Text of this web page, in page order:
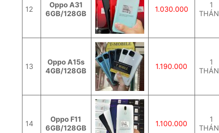
12
Oppo A31
6GB/128GB
1.030.000
1
13
Oppo A15s
4GB/128GB
1.190.000
1
14
Oppo F11
6GB/128GB
1.100.000
1